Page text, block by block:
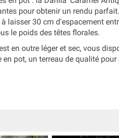
pour obtenir un rendu
laisser 30 cm d'espacement
le poids des têtes florales.
en outre léger et sec, vous
pot, un terreau de qualité